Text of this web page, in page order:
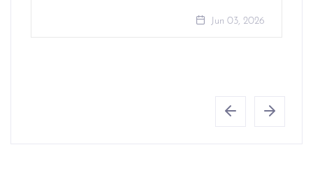
Jun 03, 2026